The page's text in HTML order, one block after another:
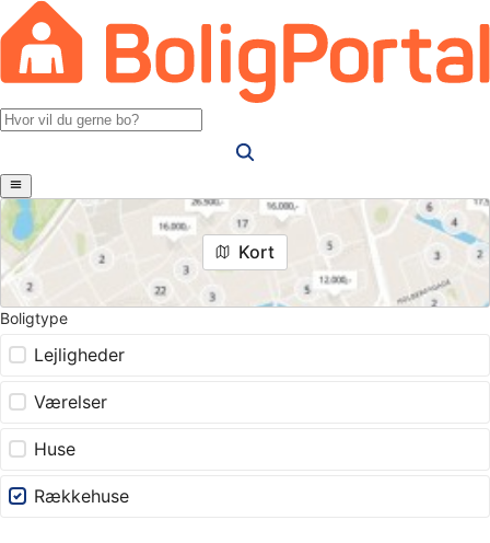
Kort
Boligtype
Lejligheder
Værelser
Huse
Rækkehuse